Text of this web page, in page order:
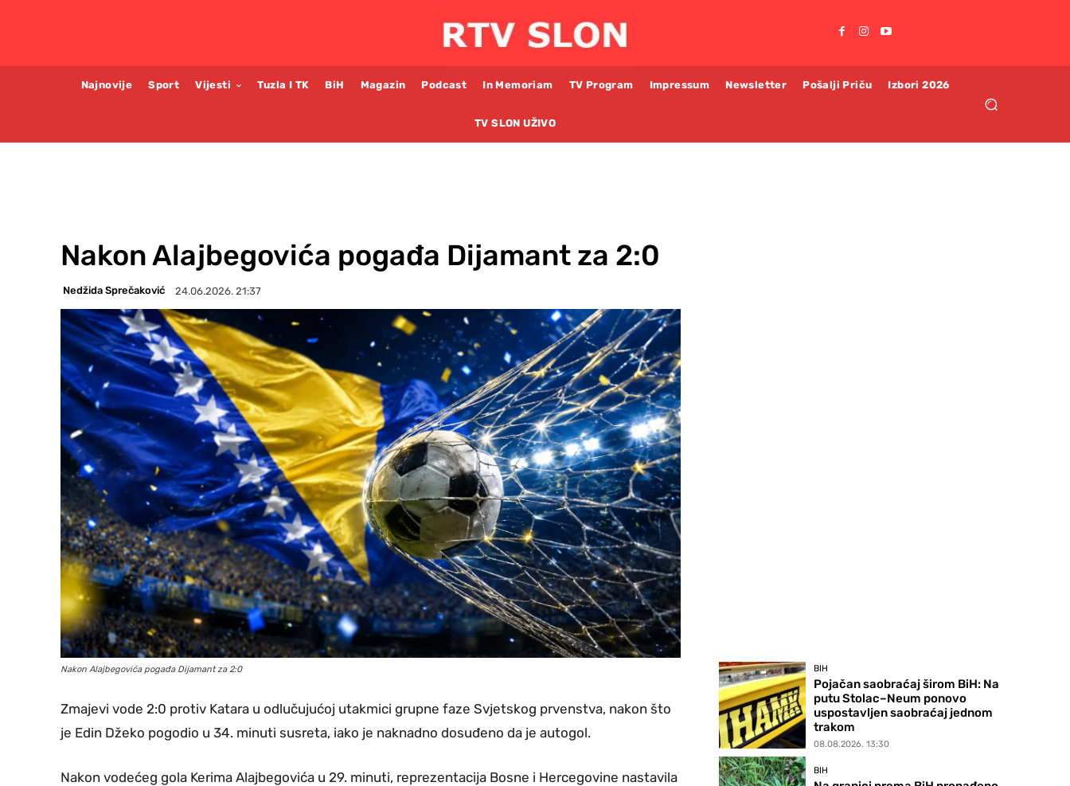
Najnovije Sport Vijesti Tuzla I TK BiH Magazin Podcast In Memoriam TV Program Impressum Newsletter Pošalji Priču Izbori 2026
TV SLON UŽIVO
Nakon Alajbegovića pogađa Dijamant za 2:0
Nedžida Sprečaković 24.06.2026. 21:37
Nakon Alajbegovića pogađa Dijamant za 2:0
Zmajevi vode 2:0 protiv Katara u odlučujućoj utakmici grupne faze Svjetskog prvenstva, nakon što
je Edin Džeko pogodio u 34. minuti susreta, iako je naknadno dosuđeno da je autogol.
Nakon vodećeg gola Kerima Alajbegovića u 29. minuti, reprezentacija Bosne i Hercegovine nastavila
BIH
Pojačan saobraćaj širom BiH: Na
putu Stolac–Neum ponovo
uspostavljen saobraćaj jednom
trakom
08.08.2026. 13:30
BIH